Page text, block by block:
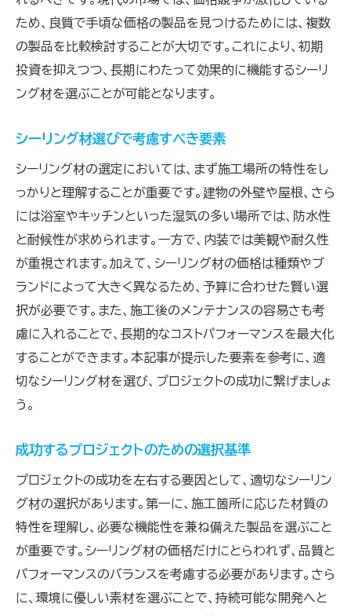
ため、良質で手頃な価格の製品を見つけるためには、複数
の製品を比較検討することが大切です。これにより、初期
投資を抑えつつ、長期にわたって効果的に機能するシーリ
ング材を選ぶことが可能となります。
シーリング材選びで考慮すべき要素
シーリング材の選定においては、まず施工場所の特性をし
っかりと理解することが重要です。建物の外壁や屋根、さら
には浴室やキッチンといった湿気の多い場所では、防水性
と耐候性が求められます。一方で、内装では美観や耐久性
が重視されます。加えて、シーリング材の価格は種類やブ
ランドによって大きく異なるため、予算に合わせた賢い選
択が必要です。また、施工後のメンテナンスの容易さも考
慮に入れることで、長期的なコストパフォーマンスを最大化
することができます。本記事が提示した要素を参考に、適
切なシーリング材を選び、プロジェクトの成功に繋げましょ
う。
成功するプロジェクトのための選択基準
プロジェクトの成功を左右する要因として、適切なシーリン
グ材の選択があります。第一に、施工箇所に応じた材質の
特性を理解し、必要な機能性を兼ね備えた製品を選ぶこと
が重要です。シーリング材の価格だけにとらわれず、品質と
パフォーマンスのバランスを考慮する必要があります。さら
に、環境に優しい素材を選ぶことで、持続可能な開発へと